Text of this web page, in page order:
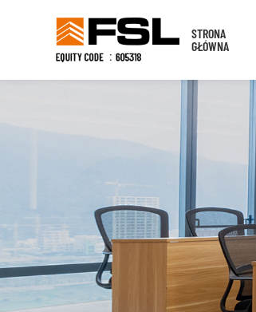
STRONA
GŁÓWNA